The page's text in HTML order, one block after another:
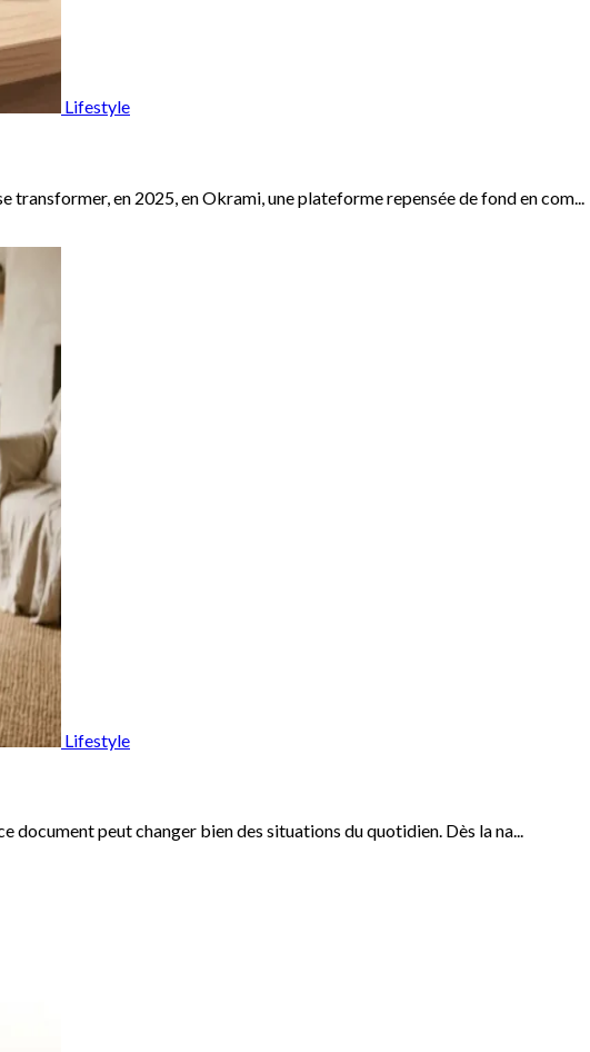
Lifestyle
en 2025, en Okrami, une plateforme repensée de fond en com...
Lifestyle
peut changer bien des situations du quotidien. Dès la na...